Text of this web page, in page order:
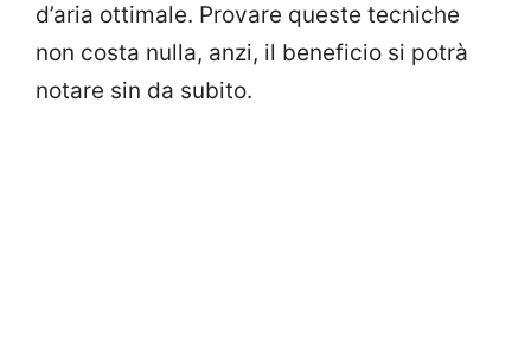
d’aria ottimale. Provare queste tecniche
non costa nulla, anzi, il beneficio si potrà
notare sin da subito.